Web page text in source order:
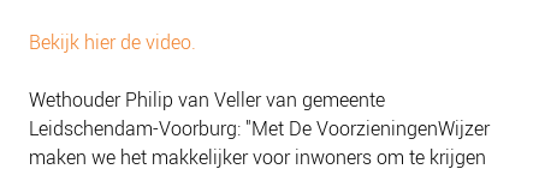
Bekijk hier de video.
Wethouder Philip van Veller van gemeente
Leidschendam-Voorburg: "Met De VoorzieningenWijzer
maken we het makkelijker voor inwoners om te krijgen